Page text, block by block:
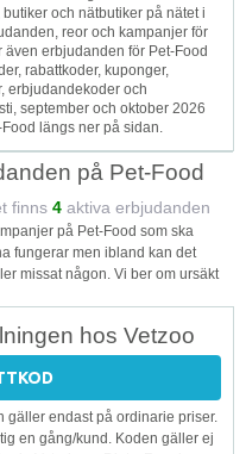
Tagg
RSS
och nätbutiker på nätet i
reor och kampanjer för
även erbjudanden för Pet-Food
rabattkoder, kuponger,
erbjudandekoder och
september och oktober 2026
längs ner på sidan.
på Pet-Food
finns 4 aktiva erbjudanden
på Pet-Food som ska
fungerar men ibland kan det
missat någon. Vi ber om ursäkt
hos Vetzoo
gäller endast på ordinarie priser.
en gång/kund. Koden gäller ej